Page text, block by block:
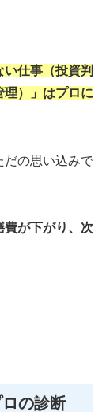
仕事（投資判
理）」はプロに
だの思い込みで
費が下がり、次
の診断